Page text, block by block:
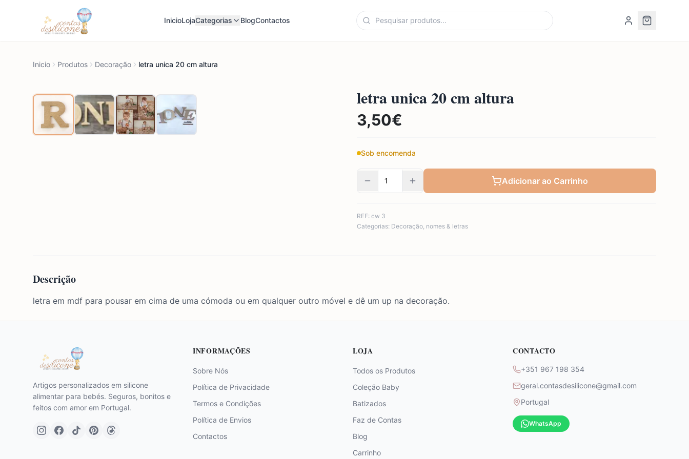
InicioLojaCategorias BlogContactos
Inicio Produtos Decoração letra unica 20 cm altura
letra unica 20 cm altura
3,50€
Sob encomenda
Adicionar ao Carrinho
REF: cw 3
Categorias: Decoração, nomes & letras
Descrição
letra em mdf para pousar em cima de uma cómoda ou em qualquer outro móvel e dê um up na decoração.
Artigos personalizados em silicone
alimentar para bebés. Seguros, bonitos e
feitos com amor em Portugal.
INFORMAÇÕES
Sobre Nós
Política de Privacidade
Termos e Condições
Política de Envios
Contactos
LOJA
Todos os Produtos
Coleção Baby
Batizados
Faz de Contas
Blog
Carrinho
CONTACTO
+351 967 198 354
geral.contasdesilicone@gmail.com
Portugal
WhatsApp